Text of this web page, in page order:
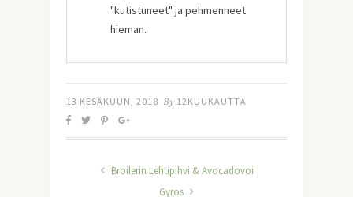
"kutistuneet" ja pehmenneet
hieman.
13 KESÄKUUN, 2018 By 12KUUKAUTTA
Broilerin Lehtipihvi & Avocadovoi
Gyros